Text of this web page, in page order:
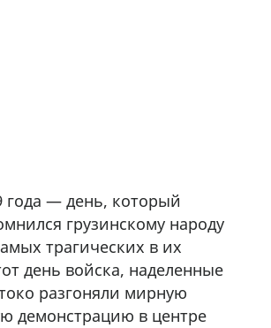
года — день, который
грузинскому народу
трагических в их
день войска, наделенные
разгоняли мирную
демонстрацию в центре